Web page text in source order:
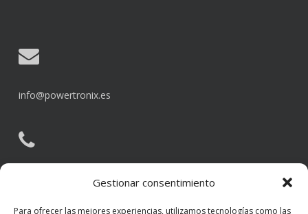
Gestionar consentimiento
Para ofrecer las mejores experiencias, utilizamos tecnologías como las
info@powertronix.es